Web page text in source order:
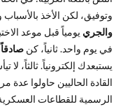
وتوفيق، لكن الأخذ
والجري يومياً قبل موعد
في يوم واحد. ثانياً، كن صادقاً
يستبعدك إلكترونياً. ثالثاً،
القادة الحاليين حاولوا عدة